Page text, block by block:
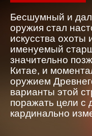
Бесшумный и
оружия стал
искусства охоты
именуемый
значительно
Китае, и
оружием
варианты этой
поражать цели с
кардинально